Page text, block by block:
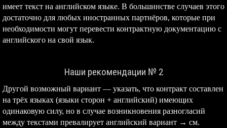
имеет текст на английском языке. В большинстве случаев этого
достаточно для любых иностранных партнёров, которые при
необходимости могут перевести контрактную документацию с
английского на свой язык.
Наши рекомендации № 2
Другой возможный вариант — указать, что контракт составлен
на трёх языках (языки сторон + английский) имеющих
одинаковую силу, но в случае возникновения разногласий
между текстами превалирует английский вариант → см.